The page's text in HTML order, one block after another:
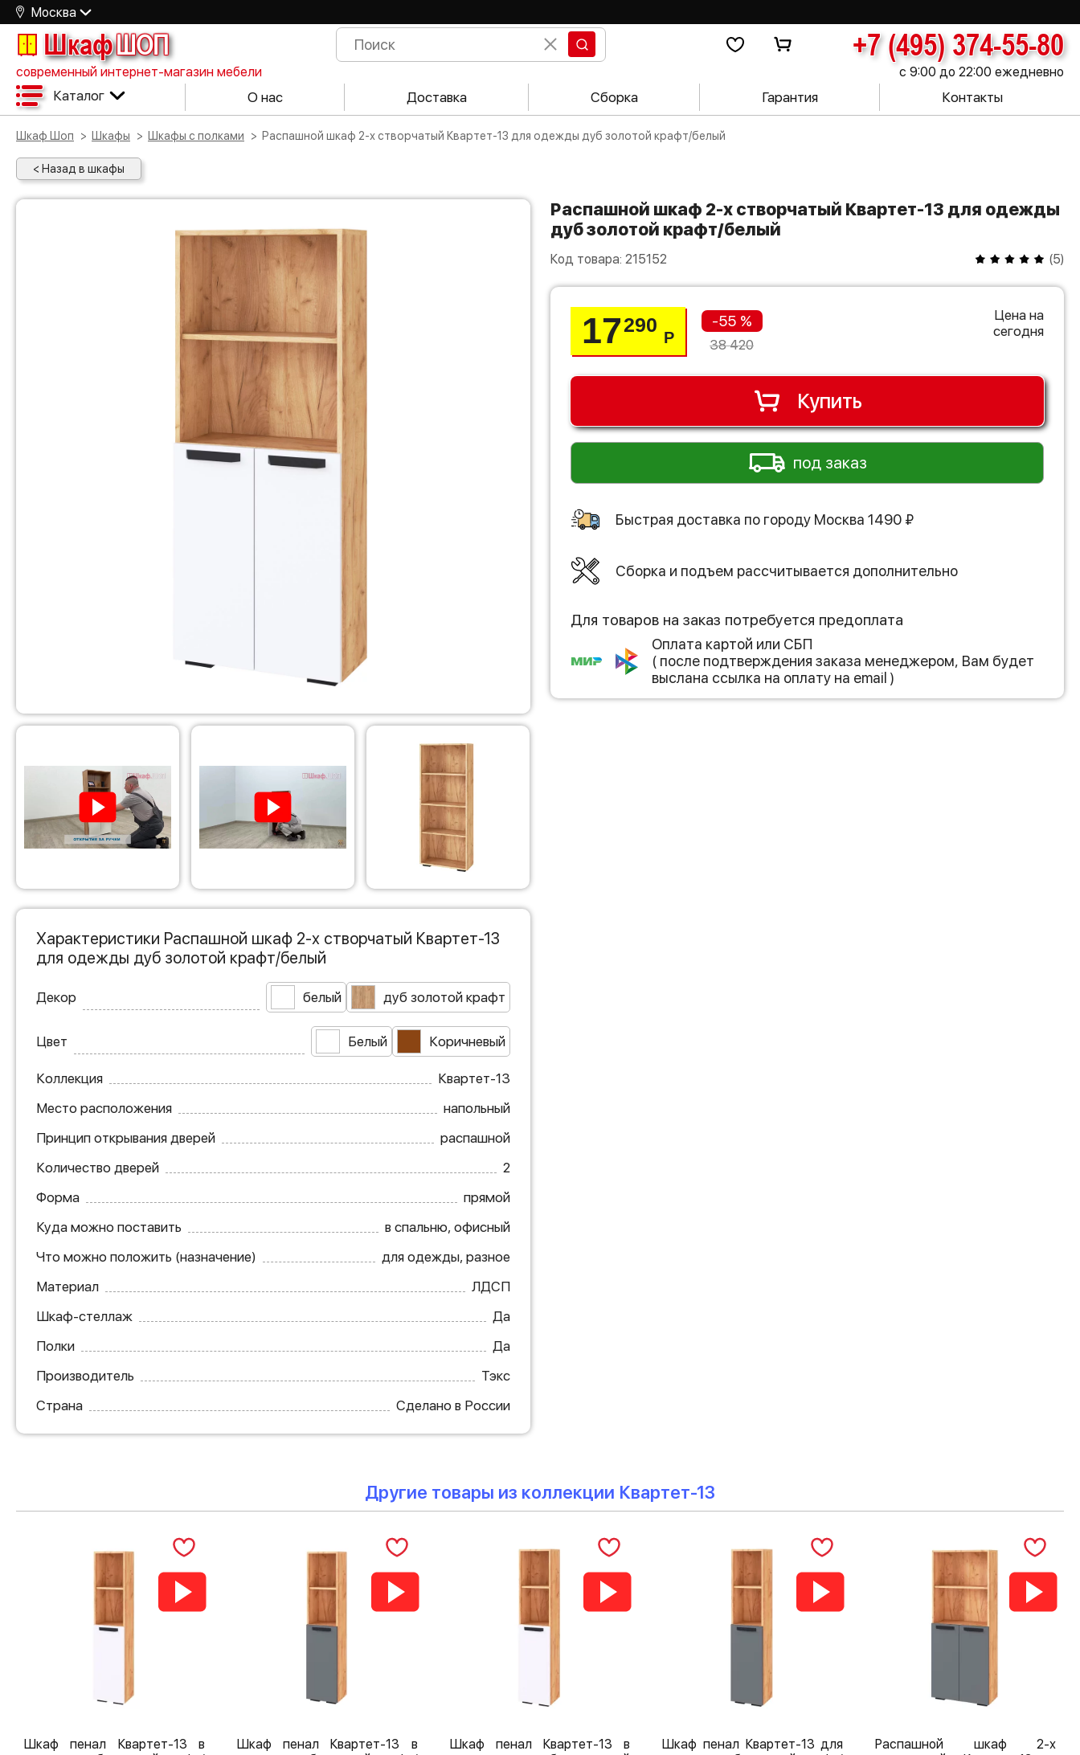
Москва
ШкафШОП +7 (495) 374-55-80
современный интернет-магазин мебели с 9:00 до 22:00 ежедневно
Каталог О нас Доставка Сборка Гарантия Контакты
Шкаф Шоп Шкафы Шкафы с полками Распашной шкаф 2-х створчатый Квартет-13 для одежды дуб золотой крафт/белый
< Назад в шкафы
Распашной шкаф 2-х створчатый Квартет-13 для одежды
дуб золотой крафт/белый
Код товара: 215152 (5)
17290
Р
-55 %
38 420
Цена на
сегодня
Купить
под заказ
Быстрая доставка по городу Москва 1490 ₽
Сборка и подъем рассчитывается дополнительно
Для товаров на заказ потребуется предоплата
Оплата картой или СБП
( после подтверждения заказа менеджером, Вам будет
выслана ссылка на оплату на email )
Характеристики Распашной шкаф 2-х створчатый Квартет-13
для одежды дуб золотой крафт/белый
Декор белый дуб золотой крафт
Цвет Белый Коричневый
Коллекция
Квартет-13
Место расположения
напольный
Принцип открывания дверей
распашной
Количество дверей
2
Форма
прямой
Куда можно поставить
в спальню, офисный
Что можно положить (назначение)
для одежды, разное
Материал
ЛДСП
Шкаф-стеллаж
Да
Полки
Да
Производитель
Тэкс
Страна
Сделано в России
Другие товары из коллекции Квартет-13
Шкаф пенал Квартет-13 в
Шкаф пенал Квартет-13 в
Шкаф пенал Квартет-13 в
Шкаф пенал Квартет-13 для
Распашной шкаф 2-х